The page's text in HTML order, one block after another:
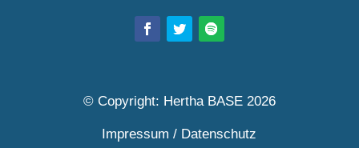
© Copyright: Hertha BASE 2026
Impressum / Datenschutz